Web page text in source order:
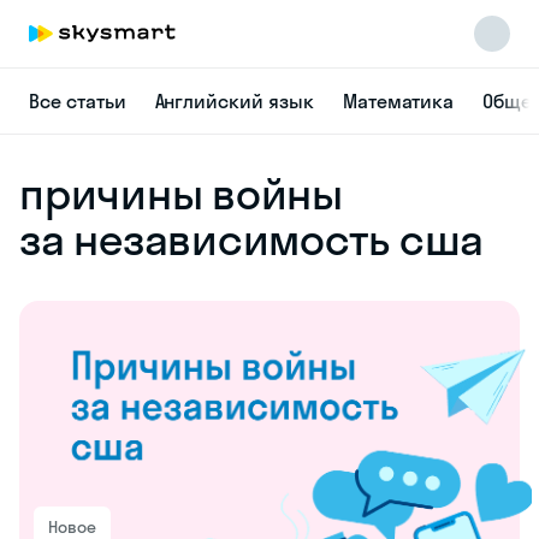
Все статьи Английский язык Математика
причины войны
за независимость сша
Новое